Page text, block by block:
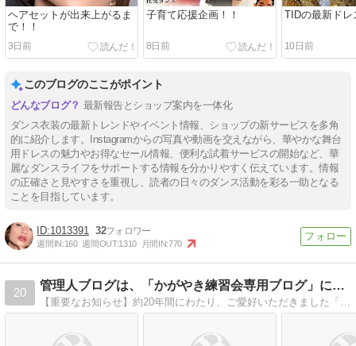
ヘアセットが出来上がるま
で！！
3日前
子育て応援企画！！
8日前
TIDの最新ドレ
10日前
このブログのここがポイント
最新報告とショップ案内を一体化
ダンス衣装の最新トレンドやイベント情報、ショップの新サービスを多角
的に紹介します。Instagramからの写真や動画を交えながら、華やかな舞台
用ドレスの魅力やお得なセール情報、便利な試着サービスの開始など、華
麗なダンスライフをサポートする情報を分かりやすく伝えています。情報
の正確さと見やすさを重視し、読者の日々のダンス活動を彩る一助となる
ことを目指しています。
1013391 32
週間IN:160 週間OUT:1310 月間IN:770
20
管理人ブログは、「かがやき練習会専用ブログ」になりました
【重要なお知らせ】約20年間にわたり、ご愛好いただきました「みらくるダンス・社交ダンス」ブログは、2023年2月21日を持ちまして廃止（活動終了）しました。■現在、このブログは「かがやきダンス練習会」の専用ブログとして活用しています。